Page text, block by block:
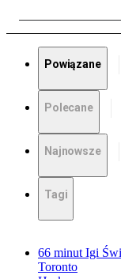
Powiązane
Polecane
Najnowsze
Tagi
66 minut Igi
Toronto